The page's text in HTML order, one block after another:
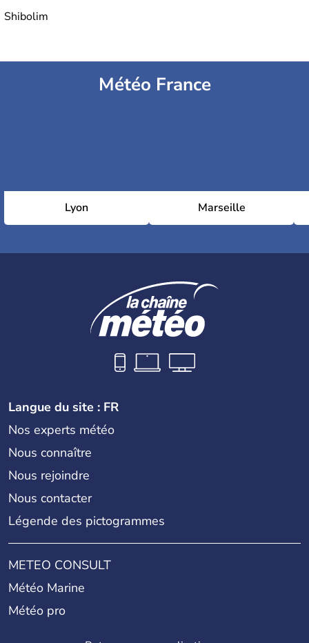
Shibolim
Météo France
Lyon Marseille
Langue du site : FR
Nos experts météo
Nous connaître
Nous rejoindre
Nous contacter
Légende des pictogrammes
METEO CONSULT
Météo Marine
Météo pro